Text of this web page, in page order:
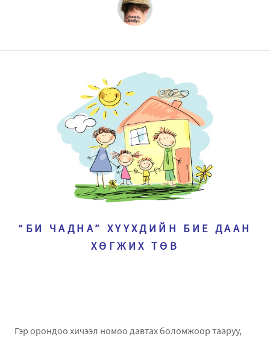
“БИ ЧАДНА” ХҮҮХДИЙН БИЕ ДААН
ХӨГЖИХ ТӨВ
Гэр орондоо хичээл номоо давтах боломжоор тааруу,